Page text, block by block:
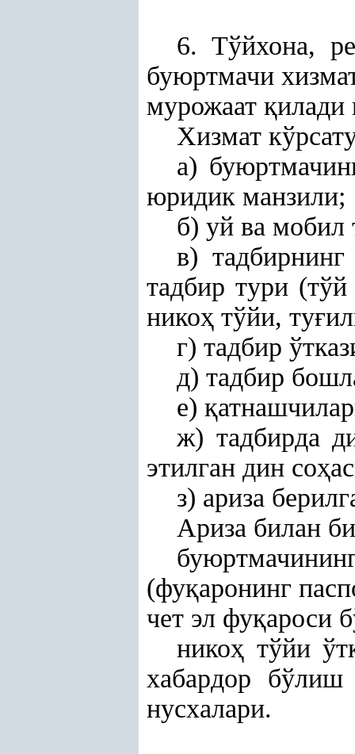
6. Тўйхона,
буюртмачи
мурожаат қилади
Хизмат
а)
юридик манзили;
б) уй ва мобил
в)
тадбир тури
никоҳ тўйи, туғ
г) тадбир
д) тадбир
е) қ
ж) тадбирда
этилган дин соҳ
з) ариза
Ариза билан
(фуқаронинг
чет эл фуқароси
никоҳ тўйи
хабардор
нусхалари.